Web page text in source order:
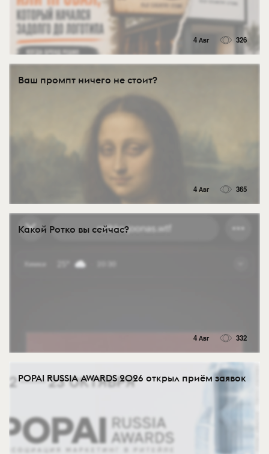
4 Авг 326
Ваш промпт ничего не стоит?
4 Авг 365
Какой Ротко вы сейчас?
4 Авг 332
POPAI RUSSIA AWARDS 2026 открыл приём заявок